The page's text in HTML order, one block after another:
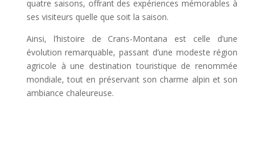
quatre saisons, offrant des expériences mémorables à
ses visiteurs quelle que soit la saison.
Ainsi, l’histoire de Crans-Montana est celle d’une
évolution remarquable, passant d’une modeste région
agricole à une destination touristique de renommée
mondiale, tout en préservant son charme alpin et son
ambiance chaleureuse.